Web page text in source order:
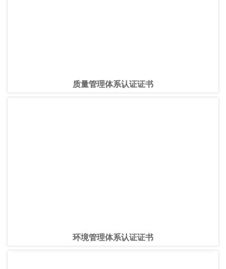
质量管理体系认证证书
环境管理体系认证证书